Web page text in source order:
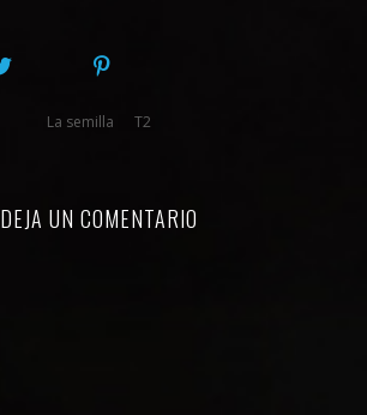
La semilla T2
DEJA UN COMENTARIO